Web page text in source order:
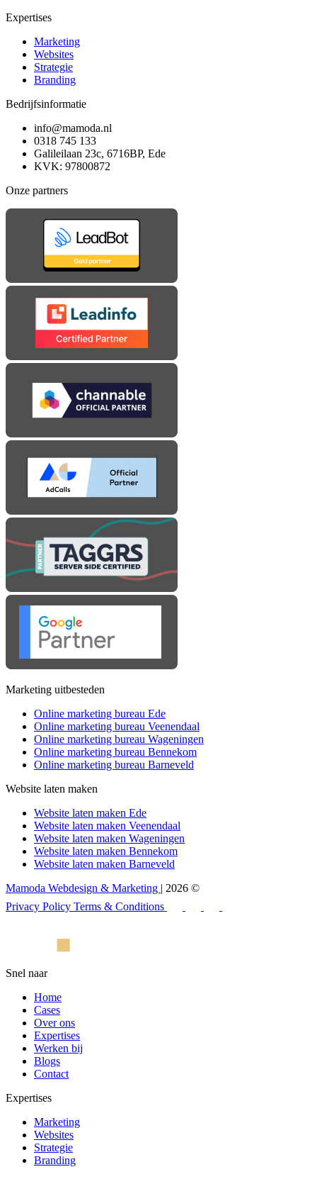
Expertises
Marketing
Websites
Strategie
Branding
Bedrijfsinformatie
info@mamoda.nl
0318 745 133
Galileilaan 23c, 6716BP, Ede
KVK: 97800872
Onze partners
Marketing uitbesteden
Online marketing bureau Ede
Online marketing bureau Veenendaal
Online marketing bureau Wageningen
Online marketing bureau Bennekom
Online marketing bureau Barneveld
Website laten maken
Website laten maken Ede
Website laten maken Veenendaal
Website laten maken Wageningen
Website laten maken Bennekom
Website laten maken Barneveld
Mamoda Webdesign & Marketing | 2026 ©
Privacy Policy Terms & Conditions
Snel naar
Home
Cases
Over ons
Expertises
Werken bij
Blogs
Contact
Expertises
Marketing
Websites
Strategie
Branding